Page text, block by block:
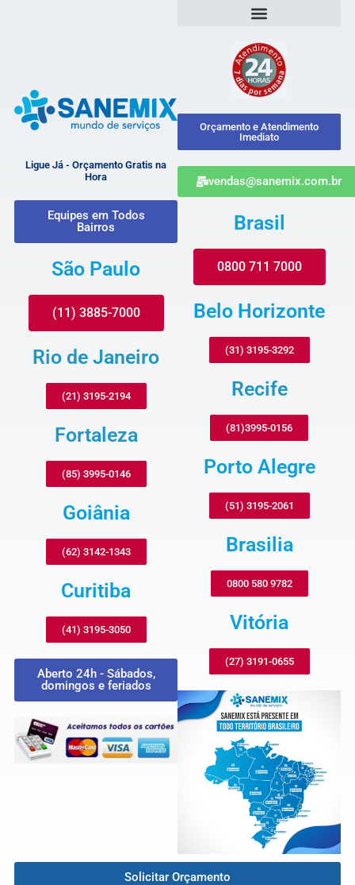
Ligue Já - Orçamento Gratis na
Hora
Equipes em Todos
Bairros
São Paulo
(11) 3885-7000
Rio de Janeiro
(21) 3195-2194
Fortaleza
(85) 3995-0146
Goiânia
(62) 3142-1343
Curitiba
(41) 3195-3050
Aberto 24h - Sábados,
domingos e feriados
Orçamento e Atendimento
Imediato
vendas@sanemix.com.br
Brasil
0800 711 7000
Belo Horizonte
(31) 3195-3292
Recife
(81)3995-0156
Porto Alegre
(51) 3195-2061
Brasilia
0800 580 9782
Vitória
(27) 3191-0655
Solicitar Orçamento